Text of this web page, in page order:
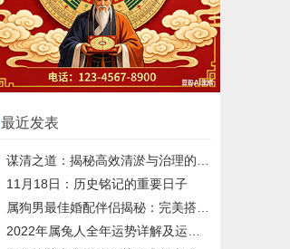
最近发表
谋清之道：揭秘高效清淤与治理的秘诀
11月18日：历史铭记的重要日子
属狗男最佳婚配伴侣揭秘：完美搭配大揭秘
2022年属兔人全年运势详解及运势分析